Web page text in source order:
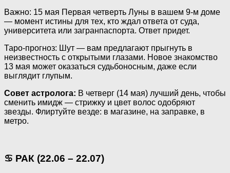
Важно: 15 мая Первая четверть Луны в вашем 9-м доме
— момент истины для тех, кто ждал ответа от суда,
университета или загранпаспорта. Ответ придет.
Таро-прогноз: Шут — вам предлагают прыгнуть в
неизвестность с открытыми глазами. Новое знакомство
13 мая может оказаться судьбоносным, даже если
выглядит глупым.
Совет астролога: В четверг (14 мая) лучший день, чтобы
сменить имидж — стрижку и цвет волос одобряют
звезды. Флиртуйте везде: в магазине, на заправке, в
метро.
♋ РАК (22.06 – 22.07)